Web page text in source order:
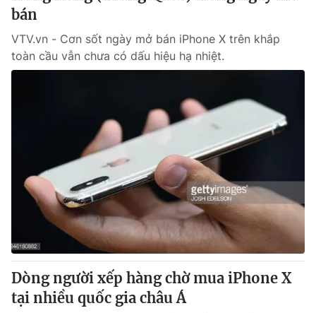
Pháp luật
Tin tức
Thế giới đó đây
Câu chuyện quốc tế
Kinh tế
Tài chính
Thị trường
Góc doanh nghiệp
Dữ liệu và đời sống
Truyền hình
Phim VTV
bán
VTV.vn - Cơn sốt ngày mở bán iPhone X trên khắp
toàn cầu vẫn chưa có dấu hiệu hạ nhiệt.
Dòng người xếp hàng chờ mua iPhone X
tại nhiều quốc gia châu Á